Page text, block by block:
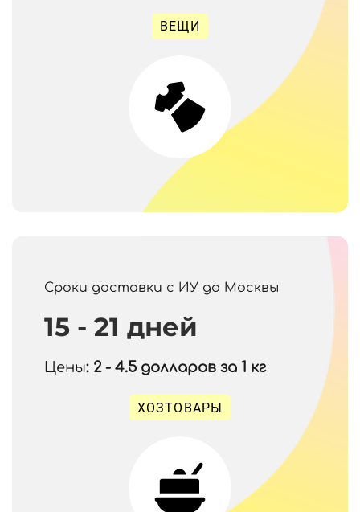
ВЕЩИ
Сроки доставки с ИУ до Москвы
15 - 21 дней
Цены: 2 - 4.5 долларов за 1 кг
ХОЗТОВАРЫ